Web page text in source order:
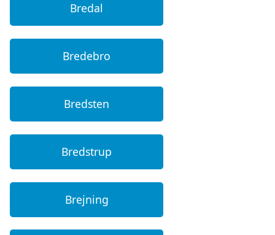
Bredal
Bredebro
Bredsten
Bredstrup
Brejning